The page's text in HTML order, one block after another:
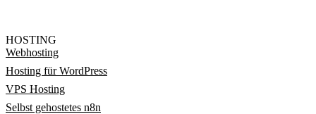
HOSTING
Webhosting
Hosting für WordPress
VPS Hosting
Selbst gehostetes n8n